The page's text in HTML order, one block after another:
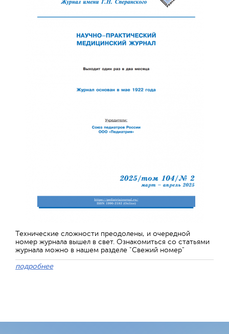
Технические сложности преодолены, и очередной
номер журнала вышел в свет. Ознакомиться со статьями
журнала можно в нашем разделе "Свежий номер"
подробнее